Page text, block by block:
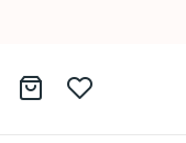
Identifiez-vousAller au panier